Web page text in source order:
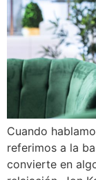
Cuando
referimos a la
convierte en